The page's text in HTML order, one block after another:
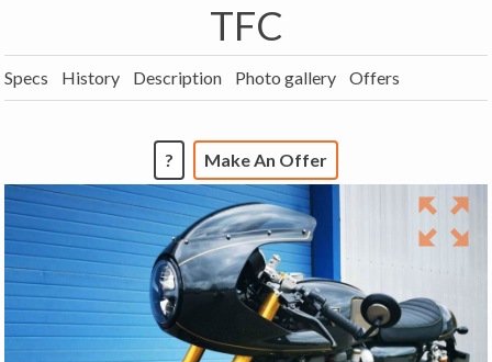
TFC
Specs History Description Photo gallery Offers
? Make An Offer